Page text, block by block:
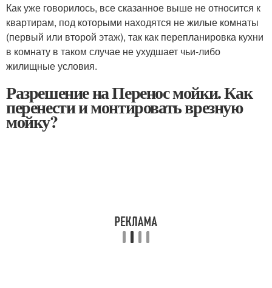
Как уже говорилось, все сказанное выше не относится к
квартирам, под которыми находятся не жилые комнаты
(первый или второй этаж), так как перепланировка кухни
в комнату в таком случае не ухудшает чьи-либо
жилищные условия.
Разрешение на Перенос мойки. Как
перенести и монтировать врезную
мойку?